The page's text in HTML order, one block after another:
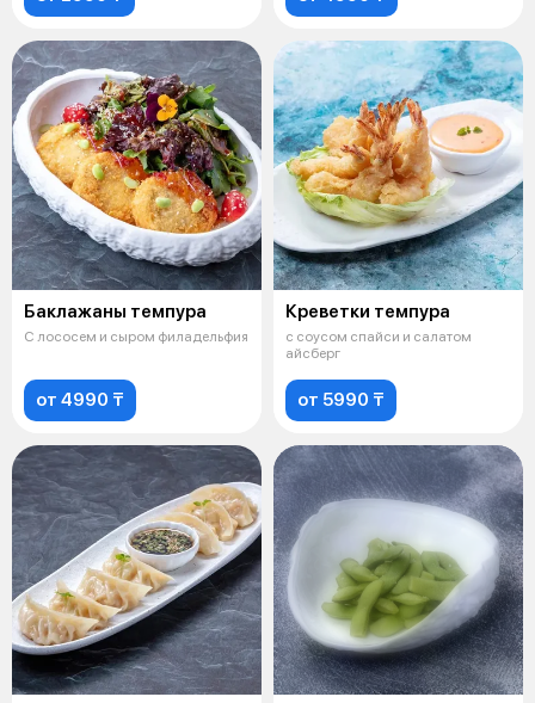
Баклажаны темпура
С лососем и сыром филадельфия
от 4990 ₸
Креветки темпура
с соусом спайси и салатом
айсберг
от 5990 ₸